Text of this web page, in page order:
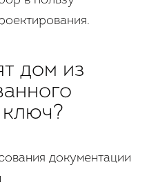
дом из
документации